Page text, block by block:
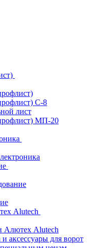
С-8
лист
МП-20
Alutech
Алютех Alutech
аксессуары для ворот